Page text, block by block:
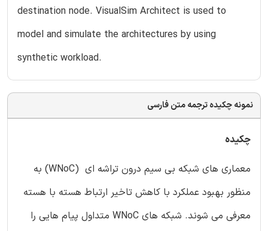
destination node. VisualSim Architect is used to
model and simulate the architectures by using
synthetic workload.
نمونه چکیده ترجمه متن فارسی
چکیده
معماری های شبکه بی سیم درون تراشه ای (WNoC) به
منظور بهبود عملکرد با کاهش تاخیر ارتباط هسته با هسته
معرفی می شوند. شبکه های WNoC متداول پیام هایی را